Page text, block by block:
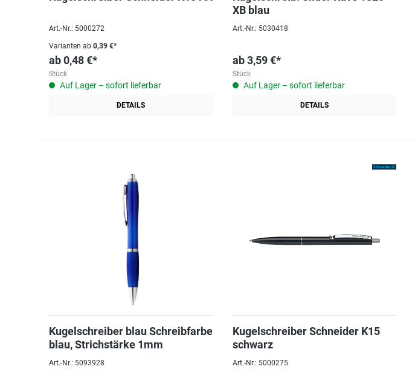
Art.-Nr.: 5000272
Varianten ab 0,39 €*
ab0,48 €*
Stück
Auf Lager – sofort lieferbar
DETAILS
XB blau
Art.-Nr.: 5030418
ab 3,59 €*
Stück
Auf Lager – sofort lieferbar
DETAILS
Kugelschreiber blau Schreibfarbe
blau, Strichstärke 1mm
Art.-Nr.: 5093928
Kugelschreiber Schneider K15
schwarz
Art.-Nr.: 5000275